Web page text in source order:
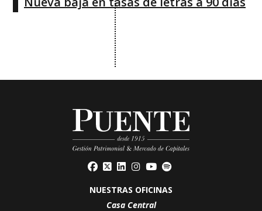
NUESTRAS OFICINAS
Casa Central